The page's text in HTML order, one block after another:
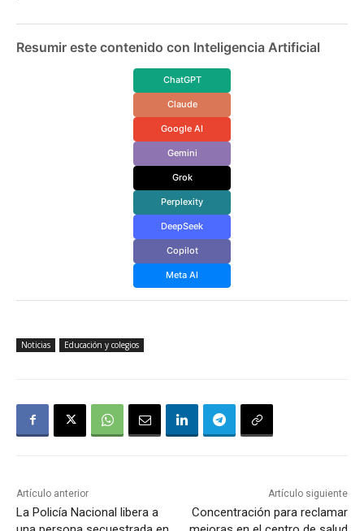
Resumir este contenido con Inteligencia Artificial
ChatGPT
Claude
Google AI
Gemini
Grok
Perplexity
DeepSeek
Copilot
Meta AI
Noticias Educación y colegios
Artículo anterior
La Policía Nacional libera a
Artículo siguiente
Concentración para reclamar